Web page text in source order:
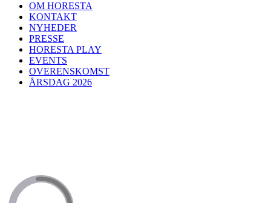
OM HORESTA
KONTAKT
NYHEDER
PRESSE
HORESTA PLAY
EVENTS
OVERENSKOMST
ÅRSDAG 2026